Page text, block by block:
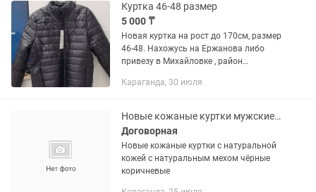
Куртка 46-48 размер
5 000 ₸
Новая куртка на рост до 170см, размер
46-48. Нахожусь на Ержанова либо
привезу в Михайловке , район
Темиртау.
Караганда, 30 июля
Новые кожаные куртки мужские с натуральным мехом размер 48
Договорная
Новые кожаные куртки с натуральной
кожей с натуральным мехом чёрные
коричневые